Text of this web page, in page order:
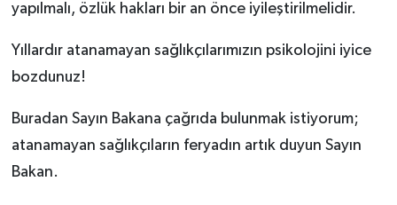
yapılmalı, özlük hakları bir an önce iyileştirilmelidir.
Yıllardır atanamayan sağlıkçılarımızın psikolojini iyice
bozdunuz!
Buradan Sayın Bakana çağrıda bulunmak istiyorum;
atanamayan sağlıkçıların feryadın artık duyun Sayın
Bakan.